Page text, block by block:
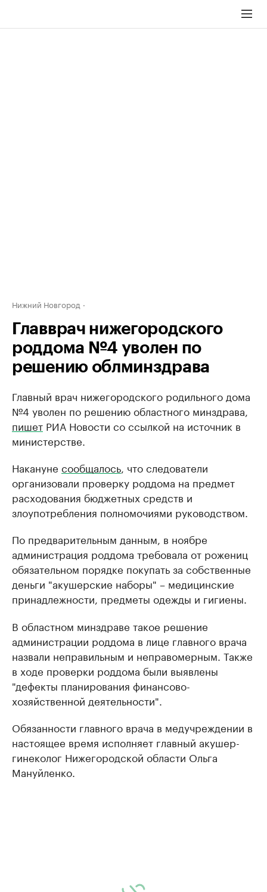
Нижний Новгород
Главврач нижегородского
роддома №4 уволен по
решению облминздрава
Главный врач нижегородского родильного дома
№4 уволен по решению областного минздрава,
пишет РИА Новости со ссылкой на источник в
министерстве.
Накануне сообщалось , что следователи
организовали проверку роддома на предмет
расходования бюджетных средств и
злоупотребления полномочиями руководством.
По предварительным данным, в ноябре
администрация роддома требовала от рожениц
обязательном порядке покупать за собственные
деньги "акушерские наборы" – медицинские
принадлежности, предметы одежды и гигиены.
В областном минздраве такое решение
администрации роддома в лице главного врача
назвали неправильным и неправомерным. Также
в ходе проверки роддома были выявлены
"дефекты планирования финансово-
хозяйственной деятельности".
Обязанности главного врача в медучреждении в
настоящее время исполняет главный акушер-
гинеколог Нижегородской области Ольга
Мануйленко.